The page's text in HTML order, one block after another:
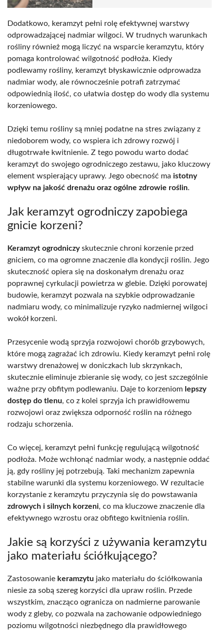
Dodatkowo, keramzyt pełni rolę efektywnej warstwy
odprowadzającej nadmiar wilgoci. W trudnych warunkach
rośliny również mogą liczyć na wsparcie keramzytu, który
pomaga kontrolować wilgotność podłoża. Kiedy
podlewamy rośliny, keramzyt błyskawicznie odprowadza
nadmiar wody, ale równocześnie potrafi zatrzymać
odpowiednią ilość, co ułatwia dostęp do wody dla systemu
korzeniowego.
Dzięki temu rośliny są mniej podatne na stres związany z
niedoborem wody, co wspiera ich zdrowy rozwój i
długotrwałe kwitnienie. Z tego powodu warto dodać
keramzyt do swojego ogrodniczego zestawu, jako kluczowy
element wspierający uprawy. Jego obecność ma istotny
wpływ na jakość drenażu oraz ogólne zdrowie roślin.
Jak keramzyt ogrodniczy zapobiega
gnicie korzeni?
Keramzyt ogrodniczyskutecznie chroni korzenie przed
gniciem, co ma ogromne znaczenie dla kondycji roślin. Jego
skuteczność opiera się na doskonałym drenażu oraz
poprawnej cyrkulacji powietrza w glebie. Dzięki porowatej
budowie, keramzyt pozwala na szybkie odprowadzanie
nadmiaru wody, co minimalizuje ryzyko nadmiernej wilgoci
wokół korzeni.
Przesycenie wodą sprzyja rozwojowi chorób grzybowych,
które mogą zagrażać ich zdrowiu. Kiedy keramzyt pełni rolę
warstwy drenażowej w doniczkach lub skrzynkach,
skutecznie eliminuje zbieranie się wody, co jest szczególnie
ważne przy obfitym podlewaniu. Daje to korzeniom lepszy
dostęp do tlenu, co z kolei sprzyja ich prawidłowemu
rozwojowi oraz zwiększa odporność roślin na różnego
rodzaju schorzenia.
Co więcej, keramzyt pełni funkcję regulującą wilgotność
podłoża. Może wchłonąć nadmiar wody, a następnie oddać
ją, gdy rośliny jej potrzebują. Taki mechanizm zapewnia
stabilne warunki dla systemu korzeniowego. W rezultacie
korzystanie z keramzytu przyczynia się do powstawania
zdrowych i silnych korzeni, co ma kluczowe znaczenie dla
efektywnego wzrostu oraz obfitego kwitnienia roślin.
Jakie są korzyści z używania keramzytu
jako materiału ściółkującego?
Zastosowanie keramzytu jako materiału do ściółkowania
niesie za sobą szereg korzyści dla upraw roślin. Przede
wszystkim, znacząco ogranicza on nadmierne parowanie
wody z gleby, co pozwala na zachowanie odpowiedniego
poziomu wilgotności niezbędnego dla prawidłowego